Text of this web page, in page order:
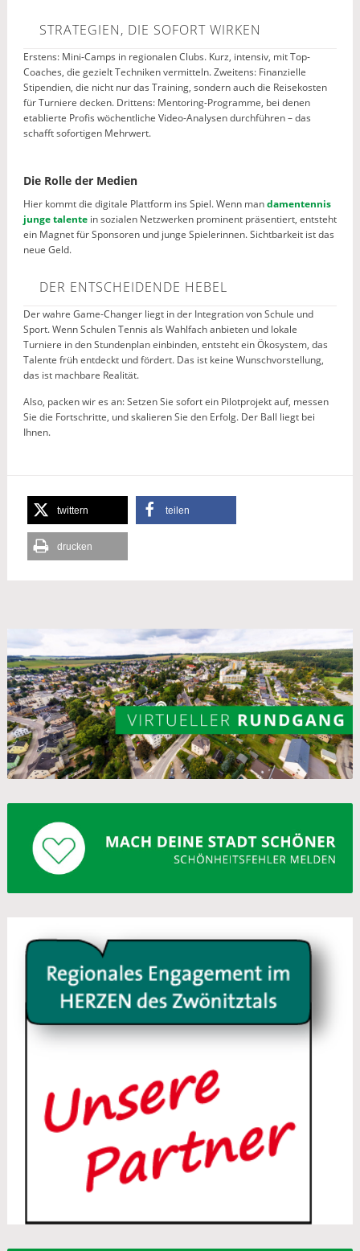
STRATEGIEN, DIE SOFORT WIRKEN
Erstens: Mini-Camps in regionalen Clubs. Kurz, intensiv, mit Top-
Coaches, die gezielt Techniken vermitteln. Zweitens: Finanzielle
Stipendien, die nicht nur das Training, sondern auch die Reisekosten
für Turniere decken. Drittens: Mentoring-Programme, bei denen
etablierte Profis wöchentliche Video-Analysen durchführen – das
schafft sofortigen Mehrwert.
Die Rolle der Medien
Hier kommt die digitale Plattform ins Spiel. Wenn mandamentennis
junge talentein sozialen Netzwerken prominent präsentiert, entsteht
ein Magnet für Sponsoren und junge Spielerinnen. Sichtbarkeit ist das
neue Geld.
DER ENTSCHEIDENDE HEBEL
Der wahre Game-Changer liegt in der Integration von Schule und
Sport. Wenn Schulen Tennis als Wahlfach anbieten und lokale
Turniere in den Stundenplan einbinden, entsteht ein Ökosystem, das
Talente früh entdeckt und fördert. Das ist keine Wunschvorstellung,
das ist machbare Realität.
Also, packen wir es an: Setzen Sie sofort ein Pilotprojekt auf, messen
Sie die Fortschritte, und skalieren Sie den Erfolg. Der Ball liegt bei
Ihnen.
twittern teilen
drucken